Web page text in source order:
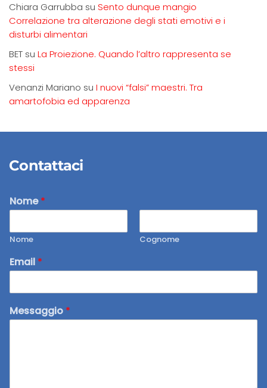
Chiara Garrubba su Sento dunque mangio
Correlazione tra alterazione degli stati emotivi e i
disturbi alimentari
BET su La Proiezione. Quando l’altro rappresenta se
stessi
Venanzi Mariano su I nuovi “falsi” maestri. Tra
amartofobia ed apparenza
Contattaci
Nome*
Nome Cognome
Email *
Messaggio *